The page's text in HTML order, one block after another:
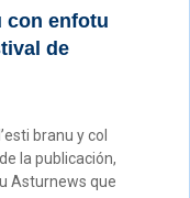
con enfotu
de
branu y col
la publicación,
Asturnews que